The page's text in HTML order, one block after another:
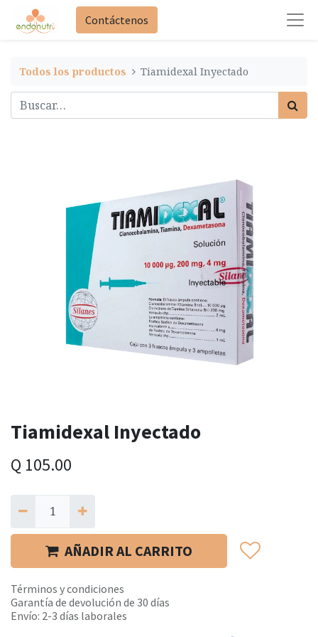
Contáctenos
Todos los productos Tiamidexal Inyectado
Tiamidexal Inyectado
Q 105.00
AÑADIR AL CARRITO
Términos y condiciones
Garantía de devolución de 30 días
Envío: 2-3 días laborales